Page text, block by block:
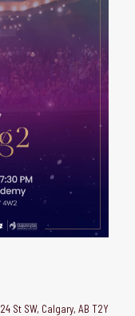
St SW, Calgary, AB T2Y